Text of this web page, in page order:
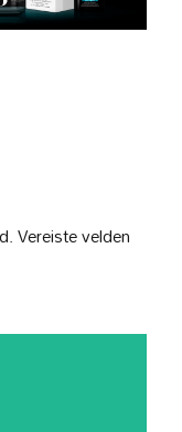
Vereiste velden